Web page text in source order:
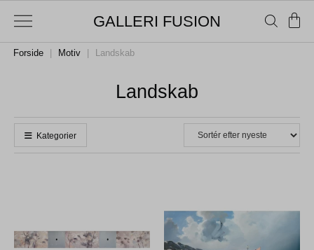
GALLERI FUSION
Forside Motiv Landskab
Landskab
Kategorier